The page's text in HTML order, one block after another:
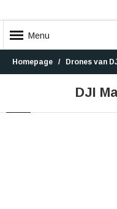
Menu
Homepage Drones van
DJI